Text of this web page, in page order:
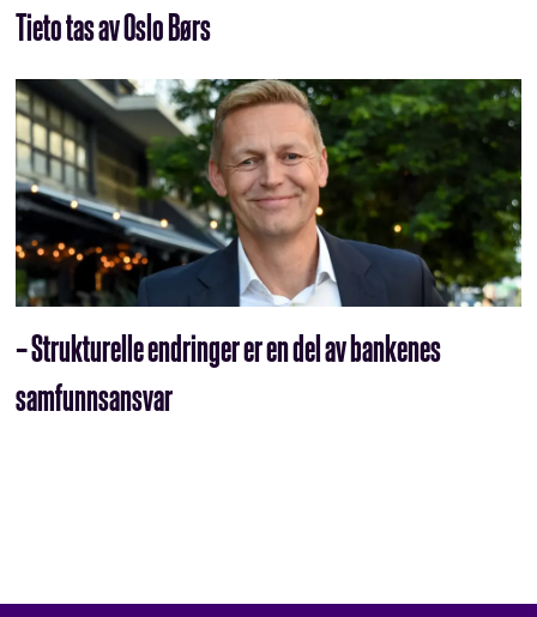
Tieto tas av Oslo Børs
– Strukturelle endringer er en del av bankenes
samfunnsansvar